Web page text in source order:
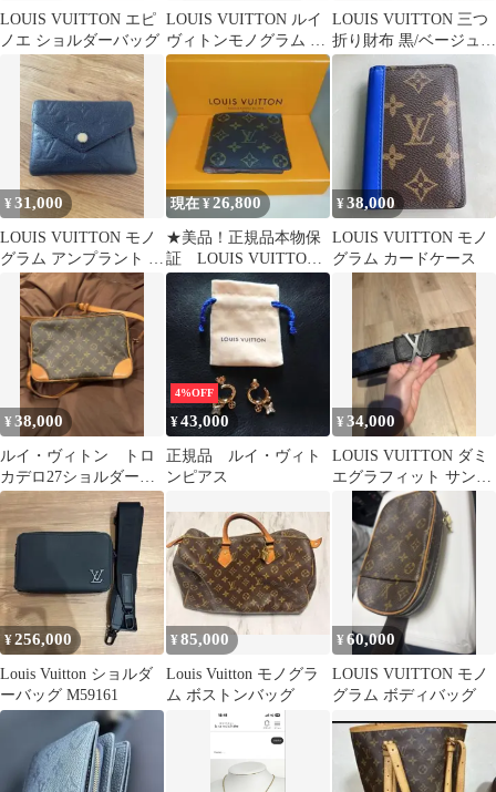
LOUIS VUITTON エピ
ノエ ショルダーバッグ
LOUIS VUITTON ルイ
ヴィトンモノグラム エ
ンボス Tシャツ ホワイ
ト
LOUIS VUITTON 三つ
折り財布 黒/ベージュ／
ピンク
¥31,000
LOUIS VUITTON モノ
グラム アンプラント 三
つ折り財布
現在 ¥26,800
★美品！正規品本物保
証 LOUIS VUITTON
モノグラム 二つ折り財
布 ★
¥38,000
LOUIS VUITTON モノ
グラム カードケース
¥38,000
ルイ・ヴィトン トロ
カデロ27ショルダーバ
ッグ
4%OFF
¥43,000
正規品 ルイ・ヴィト
ンピアス
¥34,000
LOUIS VUITTON ダミ
エグラフィット サンチ
ュール ベルト
¥256,000
Louis Vuitton ショルダ
ーバッグ M59161
¥85,000
Louis Vuitton モノグラ
ム ボストンバッグ
¥60,000
LOUIS VUITTON モノ
グラム ボディバッグ